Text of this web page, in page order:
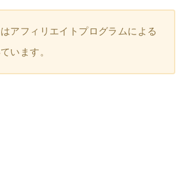
アフィリエイトプログラムによる
います。